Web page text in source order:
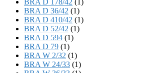
BRA D 36/42 (1)
BRA D 410/42 (1)
BRA D 52/42 (1)
BRA D 594 (1)
BRA D 79 (1)
BRA W 2/32 (1)
BRA W 24/33 (1)